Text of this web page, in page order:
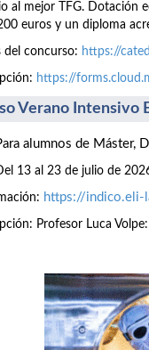
al mejor TFG. Dotación
euros y un diploma
del concurso: https://
https://
Verano Intensivo
alumnos de Máster,
13 al 23 de julio de
https://
Profesor Luca Volpe: